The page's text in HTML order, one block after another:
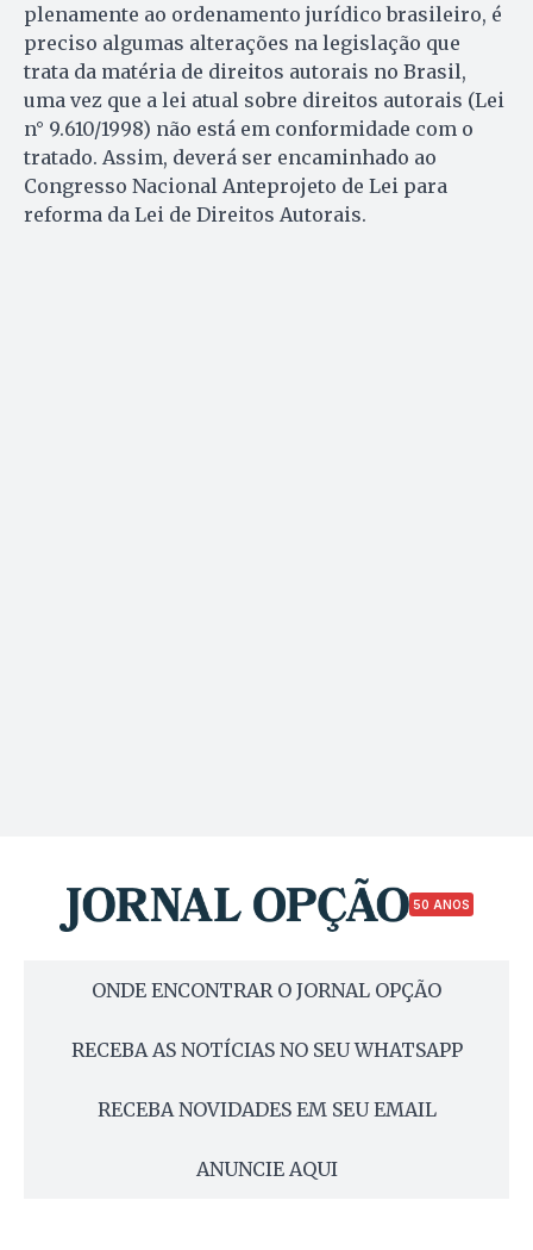
plenamente ao ordenamento jurídico brasileiro, é
preciso algumas alterações na legislação que
trata da matéria de direitos autorais no Brasil,
uma vez que a lei atual sobre direitos autorais (Lei
n° 9.610/1998) não está em conformidade com o
tratado. Assim, deverá ser encaminhado ao
Congresso Nacional Anteprojeto de Lei para
reforma da Lei de Direitos Autorais.
50 ANOS
ONDE ENCONTRAR O JORNAL OPÇÃO
RECEBA AS NOTÍCIAS NO SEU WHATSAPP
RECEBA NOVIDADES EM SEU EMAIL
ANUNCIE AQUI